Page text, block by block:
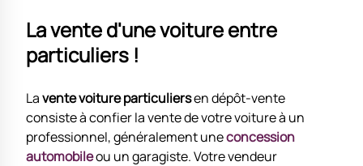
La vente d'une voiture entre
particuliers !
Lavente voiture particuliersen dépôt-vente
consiste à confier la vente de votre voiture à un
professionnel, généralement uneconcession
automobileou un garagiste. Votre vendeur